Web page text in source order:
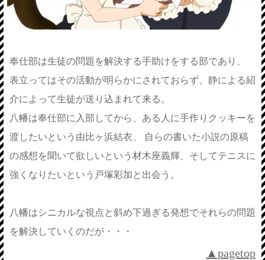
奉仕部は生徒の問題を解決する手助けをする部であり、
表立ってはその活動が明らかにされておらず、静による紹
介によって生徒が送り込まれて来る。
八幡は奉仕部に入部してから、ある人に手作りクッキーを
渡したいという由比ヶ浜結衣、 自らの書いた小説の原稿
の感想を聞いて欲しいという材木座義輝、そしてテニスに
強くなりたいという戸塚彩加と出会う。
八幡はシニカルな視点と斜め下過ぎる発想でそれらの問題
を解決していくのだが・・・
▲pagetop